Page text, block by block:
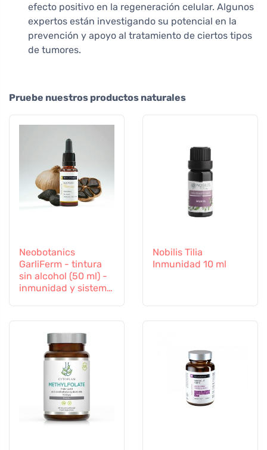
efecto positivo en la regeneración celular. Algunos
expertos están investigando su potencial en la
prevención y apoyo al tratamiento de ciertos tipos
de tumores.
Pruebe nuestros productos naturales
Neobotanics
GarliFerm - tintura
sin alcohol (50 ml) -
inmunidad y sistema
Nobilis Tilia
Inmunidad 10 ml